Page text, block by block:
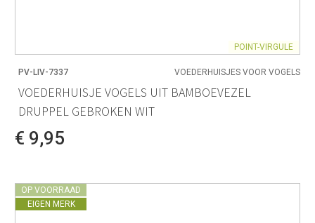
POINT-VIRGULE
PV-LIV-7337 VOEDERHUISJES VOOR VOGELS
VOEDERHUISJE VOGELS UIT BAMBOEVEZEL
DRUPPEL GEBROKEN WIT
€ 9,95
OP VOORRAAD
EIGEN MERK